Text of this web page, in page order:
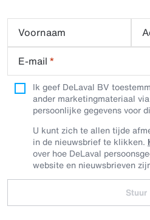
Voornaam
E-mail *
Ik geef DeLaval BV
ander marketingmateriaal
persoonlijke gegevens voor
U kunt zich te allen tijde
in de nieuwsbrief te klikken.
over hoe DeLaval
website en nieuwsbrieven
Stuur